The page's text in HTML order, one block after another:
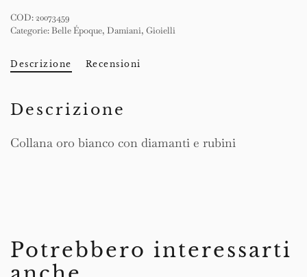
COD:20073459
Categorie:Belle Époque, Damiani, Gioielli
Descrizione Recensioni
Descrizione
Collana oro bianco con diamanti e rubini
Potrebbero interessarti